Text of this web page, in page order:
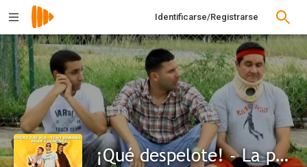
Identificarse/Registrarse
¡Qué despelote! - La película